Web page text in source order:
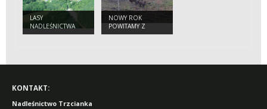
LASY
NADLEŚNICTWA
NOWY ROK
POWITAMY Z
ŻUBRAMI
KONTAKT:
Nadleśnictwo Trzcianka